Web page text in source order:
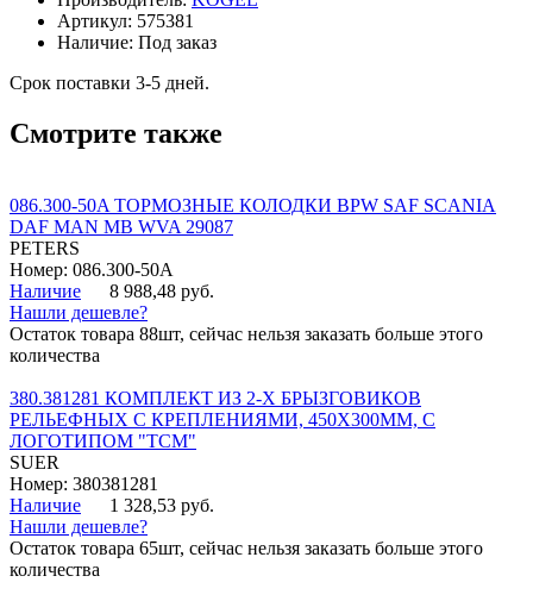
Артикул: 575381
Наличие: Под заказ
Срок поставки 3-5 дней.
Смотрите также
086.300-50A ТОРМОЗНЫЕ КОЛОДКИ BPW SAF SCANIA
DAF MAN MB WVA 29087
PETERS
Номер: 086.300-50A
Наличие
8 988,48 руб.
Нашли дешевле?
Остаток товара 88шт, сейчас нельзя заказать больше этого
количества
380.381281 КОМПЛЕКТ ИЗ 2-Х БРЫЗГОВИКОВ
РЕЛЬЕФНЫХ С КРЕПЛЕНИЯМИ, 450Х300ММ, С
ЛОГОТИПОМ "ТСМ"
SUER
Номер: 380381281
Наличие
1 328,53 руб.
Нашли дешевле?
Остаток товара 65шт, сейчас нельзя заказать больше этого
количества